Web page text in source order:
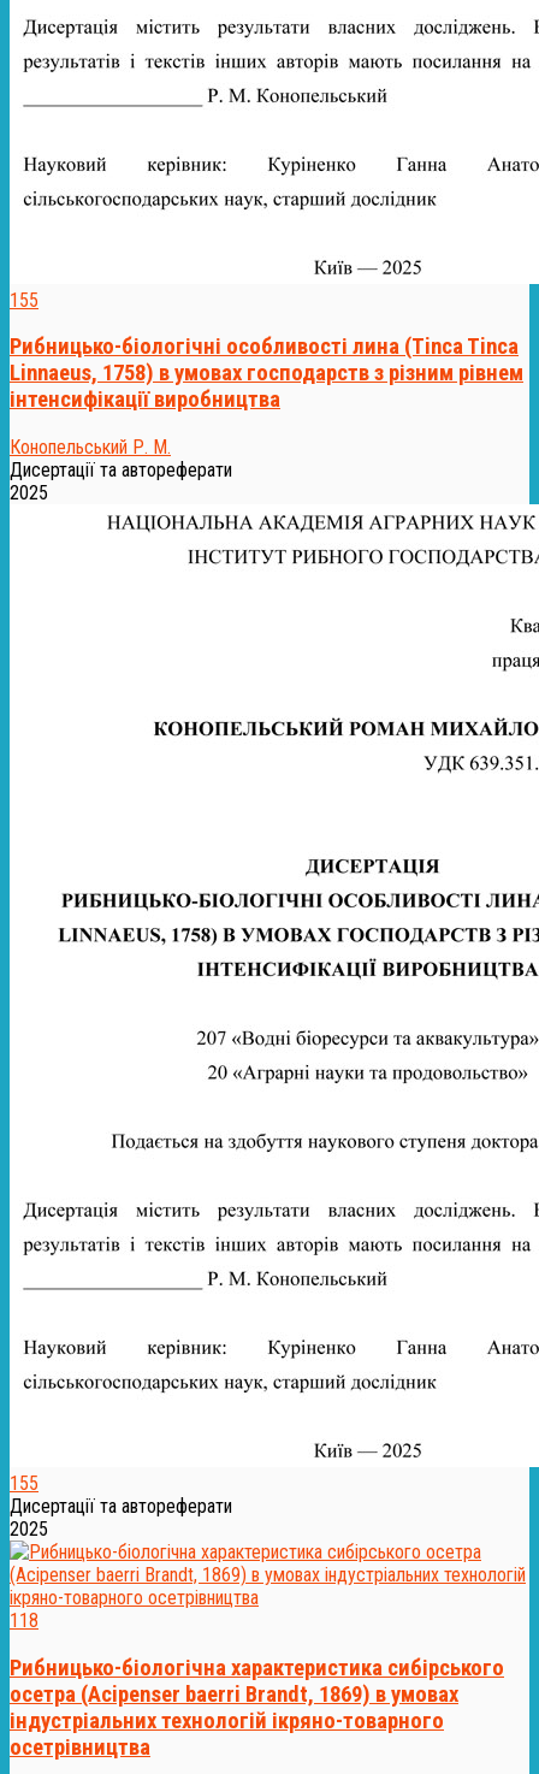
155
Рибницько-біологічні особливості лина (Tinca Tinca
Linnaeus, 1758) в умовах господарств з різним рівнем
інтенсифікації виробництва
Конопельський Р. М.
Дисертації та автореферати
2025
155
Дисертації та автореферати
2025
118
Рибницько-біологічна характеристика сибірського
осетра (Acipenser baerri Brandt, 1869) в умовах
індустріальних технологій ікряно-товарного
осетрівництва